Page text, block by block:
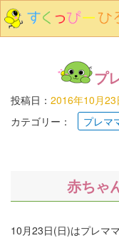
プ
投稿日： 2016年10月23
カテゴリー：
プレマ
赤ちゃ
10月23日(日)はプレマ